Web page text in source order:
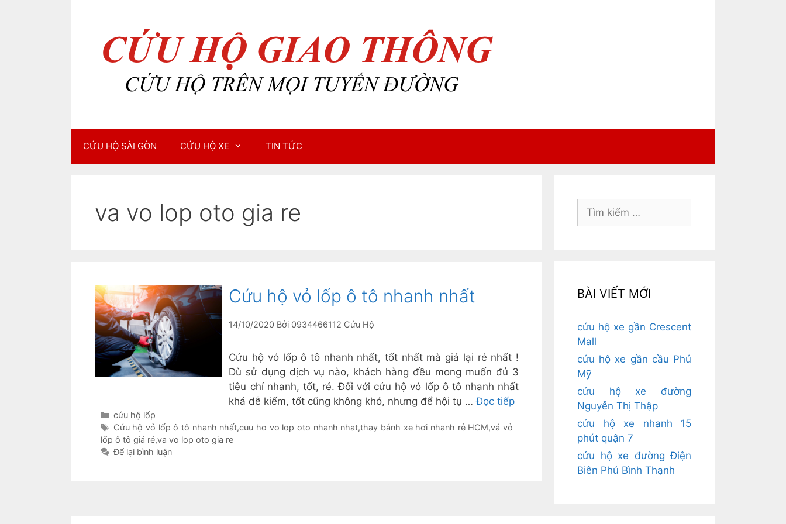
CỨU HỘ SÀI GÒN CỨU HỘ XE TIN TỨC
va vo lop oto gia re
Cứu hộ vỏ lốp ô tô nhanh nhất
14/10/2020 Bởi 0934466112 Cứu Hộ
Cứu hộ vỏ lốp ô tô nhanh nhất, tốt nhất mà giá lại rẻ nhất !
Dù sử dụng dịch vụ nào, khách hàng đều mong muốn đủ 3
tiêu chí nhanh, tốt, rẻ. Đối với cứu hộ vỏ lốp ô tô nhanh nhất
khá dễ kiếm, tốt cũng không khó, nhưng để hội tụ …Đọc tiếp
Danh
mục
cứu hộ lốp
Thẻ
Cứu hộ vỏ lốp ô tô nhanh nhất,cuu ho vo lop oto nhanh nhat,thay bánh xe hơi nhanh rẻ HCM,vá vỏ
lốp ô tô giá rẻ,va vo lop oto gia re
Để lại bình luận
Tìm
BÀI VIẾT MỚI
cứu hộ xe gần Crescent
Mall
cứu hộ xe gần cầu Phú
Mỹ
cứu hộ xe đường
Nguyễn Thị Thập
cứu hộ xe nhanh 15
phút quận 7
cứu hộ xe đường Điện
Biên Phủ Bình Thạnh